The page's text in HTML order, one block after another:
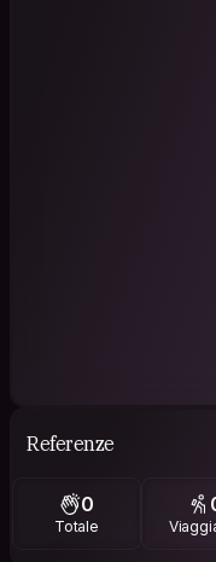
Referenze
0
Totale